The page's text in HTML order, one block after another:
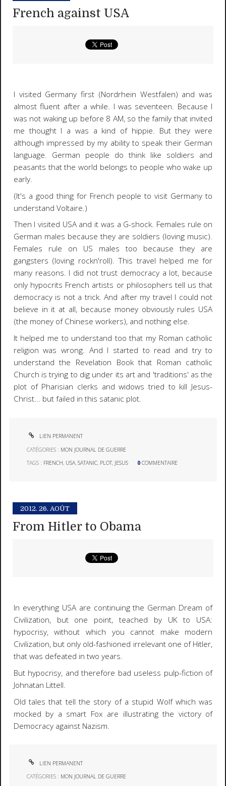
French against USA
I visited Germany first (Nordrhein Westfalen) and was
almost fluent after a while. I was seventeen. Because I
was not waking up before 8 AM, so the family that invited
me thought I a was a kind of hippie. But they were
although impressed by my ability to speak their German
language. German people do think like soldiers and
peasants that the world belongs to people who wake up
early.
(It's a good thing for French people to visit Germany to
understand Voltaire.)
Then I visited USA and it was a G-shock. Females rule on
German males because they are soldiers (loving music).
Females rule on US males too because they are
gangsters (loving rockn'roll). This travel helped me for
many reasons. I did not trust democracy a lot, because
only hypocrits French artists or philosophers tell us that
democracy is not a trick. And after my travel I could not
believe in it at all, because money obviously rules USA
(the money of Chinese workers), and nothing else.
It helped me to understand too that my Roman catholic
religion was wrong. And I started to read and try to
understand the Revelation Book that Roman catholic
Church is trying to dig under its art and 'traditions' as the
plot of Pharisian clerks and widows tried to kill Jesus-
Christ... but failed in this satanic plot.
LIEN PERMANENT
CATÉGORIES : MON JOURNAL DE GUERRE
TAGS : FRENCH, USA,SATANIC, PLOT, JESUS 0 COMMENTAIRE
2012. 26. AOÛT
From Hitler to Obama
In everything USA are continuing the German Dream of
Civilization, but one point, teached by UK to USA:
hypocrisy, without which you cannot make modern
Civilization, but only old-fashioned irrelevant one of Hitler,
that was defeated in two years.
But hypocrisy, and therefore bad useless pulp-fiction of
Johnatan Littell.
Old tales that tell the story of a stupid Wolf which was
mocked by a smart Fox are illustrating the victory of
Democracy against Nazism.
LIEN PERMANENT
CATÉGORIES : MON JOURNAL DE GUERRE